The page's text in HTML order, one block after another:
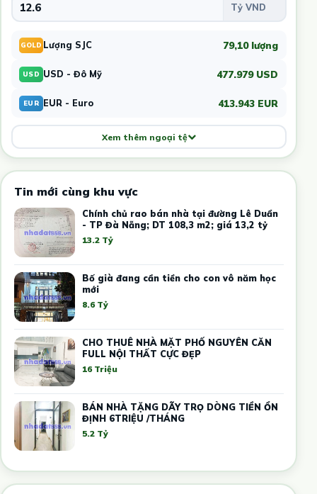
GOLD Lượng SJC 79,10 lượng
USD USD - Đô Mỹ 477.979 USD
EUR EUR - Euro 413.943 EUR
Xem thêm ngoại tệ
Tin mới cùng khu vực
Chính chủ rao bán nhà tại đường Lê Duẩn
- TP Đà Nẵng; DT 108,3 m2; giá 13,2 tỷ
13.2 Tỷ
Bố già đang cần tiền cho con vô năm học
mới
8.6 Tỷ
CHO THUÊ NHÀ MẶT PHỐ NGUYÊN CĂN
FULL NỘI THẤT CỰC ĐẸP
16 Triệu
BÁN NHÀ TẶNG DÃY TRỌ DÒNG TIỀN ỔN
ĐỊNH 6TRIỆU /THÁNG
5.2 Tỷ